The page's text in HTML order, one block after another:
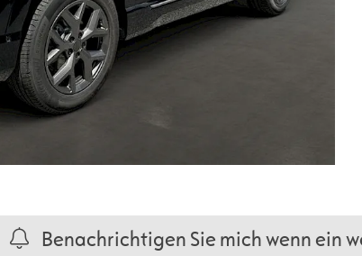
Benachrichtigen Sie mich wenn ein